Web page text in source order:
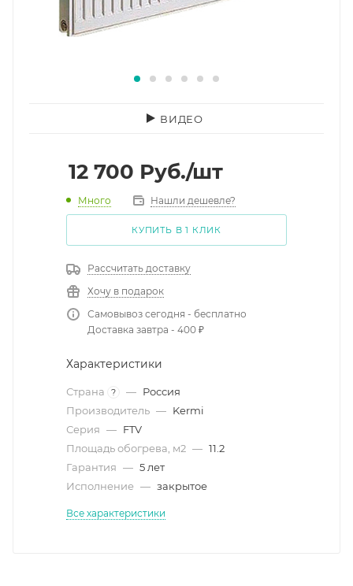
ВИДЕО
12 700 Руб./шт
Много Нашли дешевле?
КУПИТЬ В 1 КЛИК
Рассчитать доставку
Хочу в подарок
Самовывоз сегодня - бесплатно
Доставка завтра - 400 ₽
Характеристики
Страна ? — Россия
Производитель — Kermi
Серия — FTV
Площадь обогрева, м2 — 11.2
Гарантия — 5 лет
Исполнение — закрытое
Все характеристики